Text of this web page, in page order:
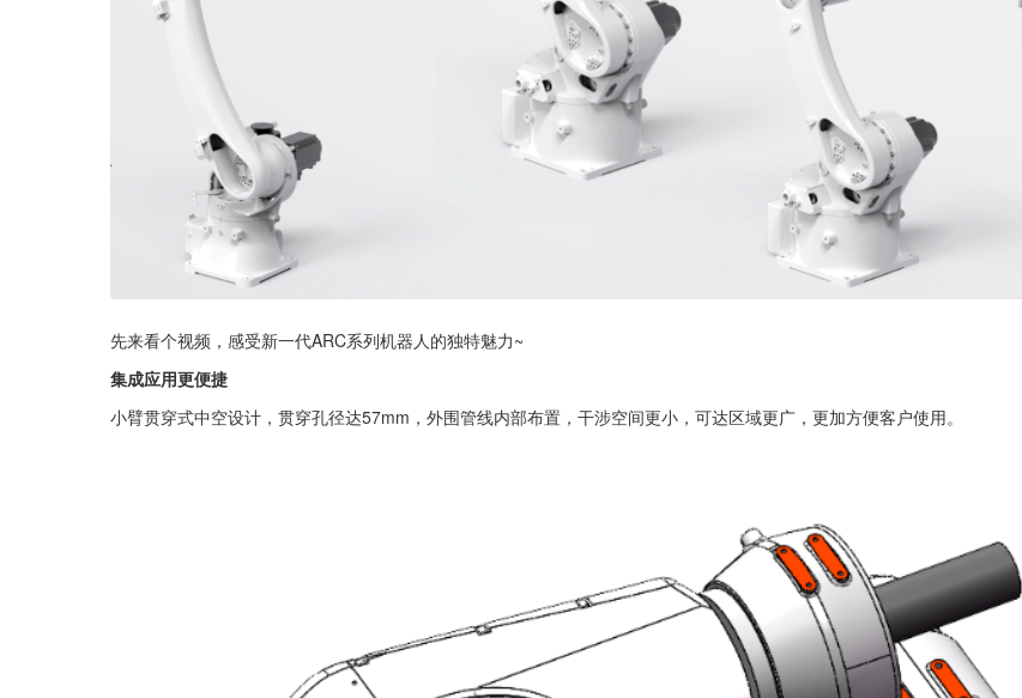
先来看个视频，感受新一代ARC系列机器人的独特魅力~
集成应用更便捷
小臂贯穿式中空设计，贯穿孔径达57mm，外围管线内部布置，干涉空间更小，可达区域更广，更加方便客户使用。